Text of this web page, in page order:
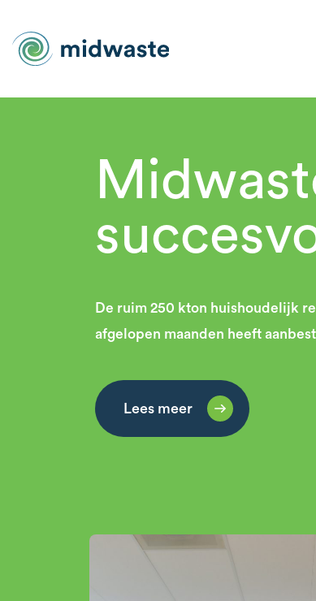
De ruim 250 kton huishoudelijk
afgelopen maanden heeft
Lees meer